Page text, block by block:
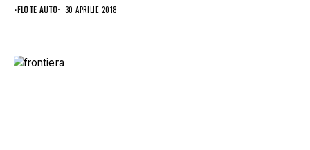
•FLOTE AUTO 30 APRILIE 2018